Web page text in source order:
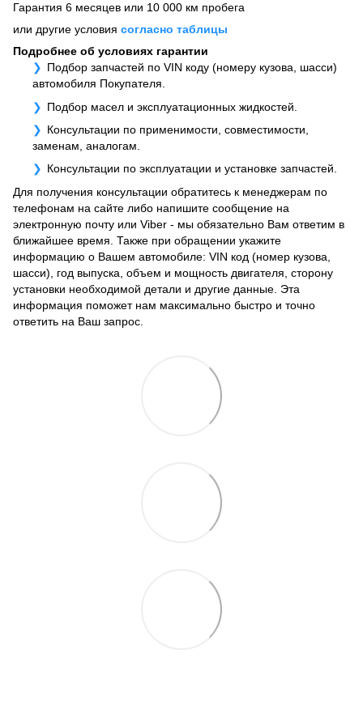
Гарантия 6 месяцев или 10 000 км пробега
или другие условия согласно таблицы
Подробнее об условиях гарантии
Подбор запчастей по VIN коду (номеру кузова, шасси)
автомобиля Покупателя.
Подбор масел и эксплуатационных жидкостей.
Консультации по применимости, совместимости,
заменам, аналогам.
Консультации по эксплуатации и установке запчастей.
Для получения консультации обратитесь к менеджерам по
телефонам на сайте либо напишите сообщение на
электронную почту или Viber - мы обязательно Вам ответим в
ближайшее время. Также при обращении укажите
информацию о Вашем автомобиле: VIN код (номер кузова,
шасси), год выпуска, объем и мощность двигателя, сторону
установки необходимой детали и другие данные. Эта
информация поможет нам максимально быстро и точно
ответить на Ваш запрос.